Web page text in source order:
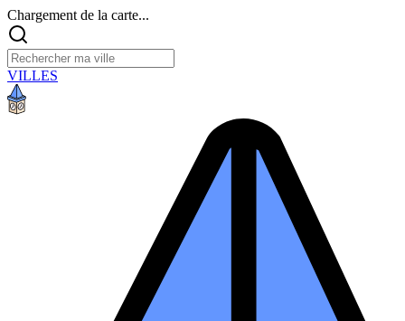
Chargement de la carte...
VILLES